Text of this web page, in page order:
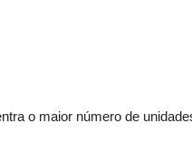
o maior número de